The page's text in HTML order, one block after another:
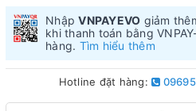
NhậpVNPAYEVO giảm
khi thanh toán bằng
hàng. Tìm hiểu thêm
Hotline đặt hàng: